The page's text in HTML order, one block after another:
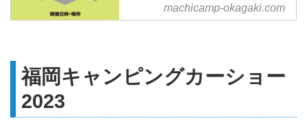
machicamp-okagaki.com
福岡キャンピングカーショー
2023